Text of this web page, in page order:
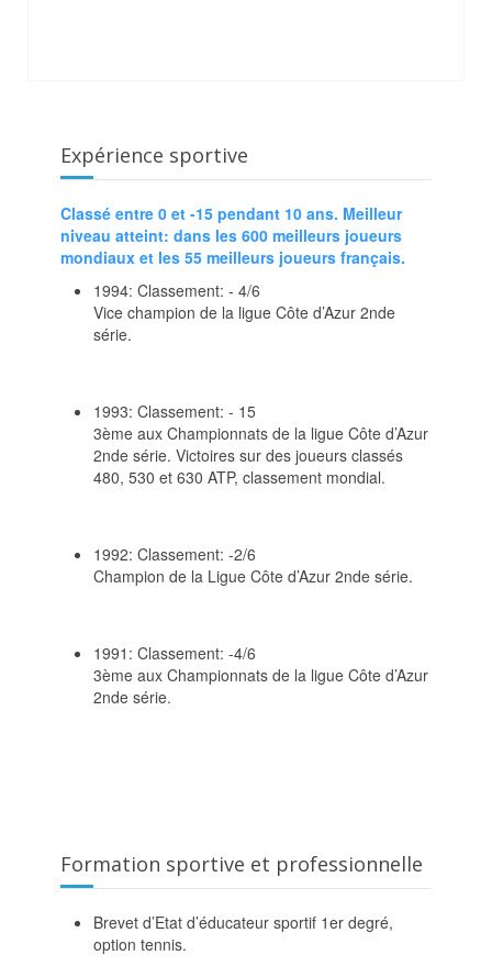
Expérience sportive
Classé entre 0 et -15 pendant 10 ans. Meilleur
niveau atteint: dans les 600 meilleurs joueurs
mondiaux et les 55 meilleurs joueurs français.
1994: Classement: - 4/6
Vice champion de la ligue Côte d’Azur 2nde
série.
1993: Classement: - 15
3ème aux Championnats de la ligue Côte d’Azur
2nde série. Victoires sur des joueurs classés
480, 530 et 630 ATP, classement mondial.
1992: Classement: -2/6
Champion de la Ligue Côte d’Azur 2nde série.
1991: Classement: -4/6
3ème aux Championnats de la ligue Côte d’Azur
2nde série.
Formation sportive et professionnelle
Brevet d’Etat d’éducateur sportif 1er degré,
option tennis.